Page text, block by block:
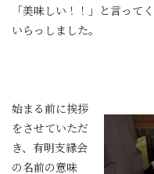
「美味しい！！」と言って
いらっしました。
始まる前に挨拶
をさせていただ
き、有明支縁会
の名前の意味